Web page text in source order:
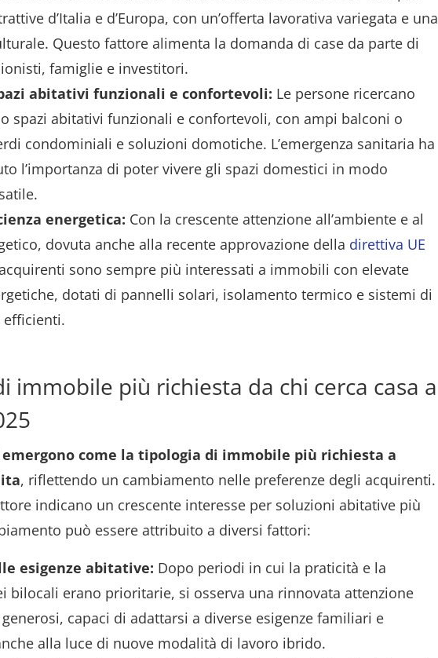
d’Italia e d’Europa, con un’offerta lavorativa variegata e una
Questo fattore alimenta la domanda di case da parte di
famiglie e investitori.
abitativi funzionali e confortevoli: Le persone ricercano
spazi abitativi funzionali e confortevoli, con ampi balconi o
condominiali e soluzioni domotiche. L’emergenza sanitaria ha
l’importanza di poter vivere gli spazi domestici in modo
energetica: Con la crescente attenzione all’ambiente e al
dovuta anche alla recente approvazione della direttiva UE
sono sempre più interessati a immobili con elevate
dotati di pannelli solari, isolamento termico e sistemi di
efficienti.
immobile più richiesta da chi cerca casa a
come la tipologia di immobile più richiesta a
, riflettendo un cambiamento nelle preferenze degli acquirenti.
indicano un crescente interesse per soluzioni abitative più
può essere attribuito a diversi fattori:
esigenze abitative: Dopo periodi in cui la praticità e la
bilocali erano prioritarie, si osserva una rinnovata attenzione
capaci di adattarsi a diverse esigenze familiari e
alla luce di nuove modalità di lavoro ibrido.